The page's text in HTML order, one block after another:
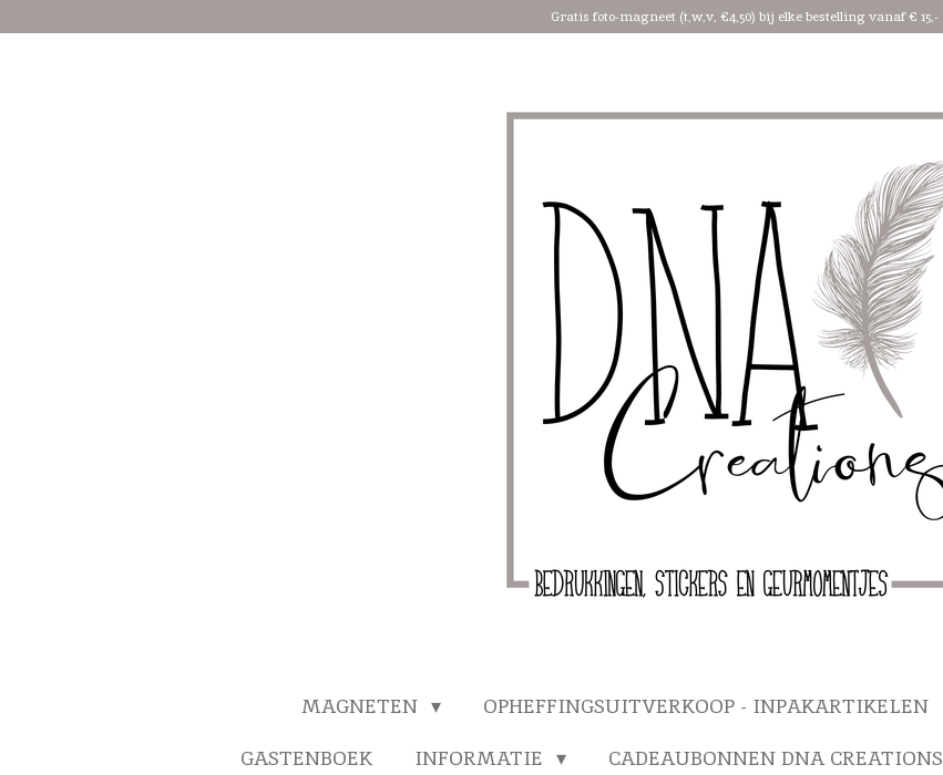
Gratis foto-magneet (t,w,v, €4,50) bij elke bestelling vanaf € 15,-
MAGNETEN OPHEFFINGSUITVERKOOP - INPAKARTIKELEN
GASTENBOEK INFORMATIE CADEAUBONNEN DNA CREATIONS